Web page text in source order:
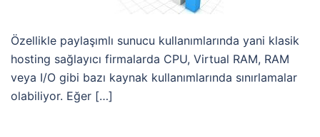
Özellikle paylaşımlı sunucu kullanımlarında yani klasik
hosting sağlayıcı firmalarda CPU, Virtual RAM, RAM
veya I/O gibi bazı kaynak kullanımlarında sınırlamalar
olabiliyor. Eğer […]